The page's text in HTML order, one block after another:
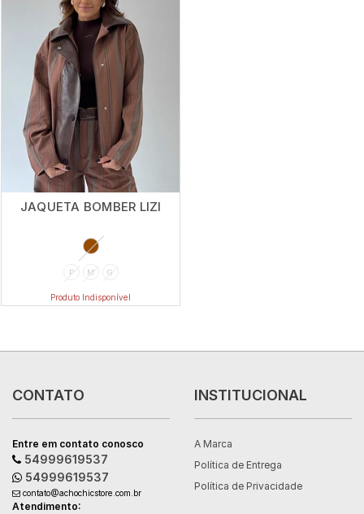
JAQUETA BOMBER LIZI
P M G
Produto Indisponível
CONTATO
Entre em contato conosco
54999619537
54999619537
contato@achochicstore.com.br
Atendimento:
INSTITUCIONAL
A Marca
Política de Entrega
Política de Privacidade